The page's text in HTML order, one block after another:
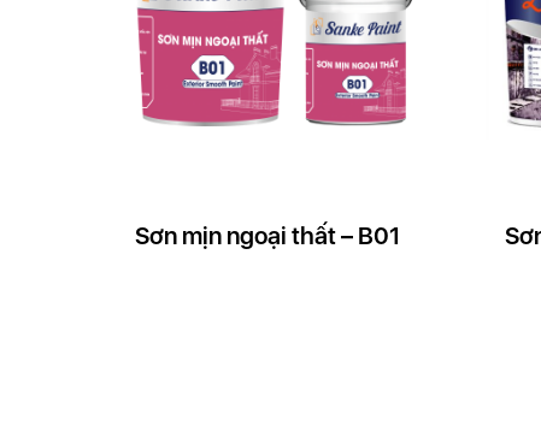
Sơn mịn ngoại thất – B01